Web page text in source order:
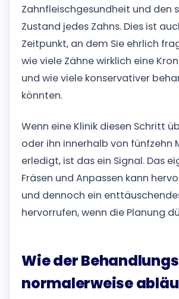
Zahnfleischgesundheit und den
Zustand jedes Zahns. Dies ist
Zeitpunkt, an dem Sie ehrlich
wie viele Zähne wirklich eine
und wie viele konservativer
könnten.
Wenn eine Klinik diesen Schritt
oder ihn innerhalb von fünfzehn
erledigt, ist das ein Signal. Das
Fräsen und Anpassen kann
und dennoch ein
hervorrufen, wenn die Planung
Wie der
normalerweise